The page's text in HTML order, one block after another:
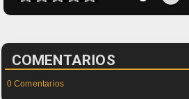
COMENTARIOS
0 Comentarios